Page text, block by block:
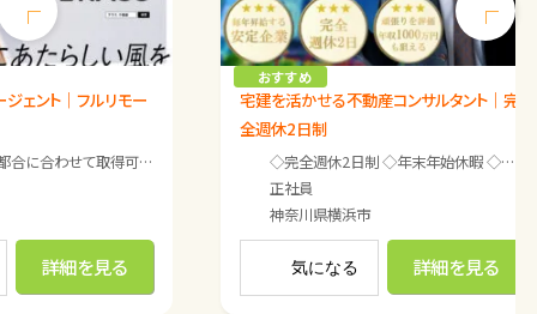
Oさんの場合（35歳／女性／主婦） 特に定休日は決めておらず、 お客さまの
ェント｜フルリモー
能 半年ガッツリ働いて、半年休むなども可能 Oさんの場合（
詳細を見る
おすすめ
宅建を活かせる不動産コンサルタント｜完
全週休2日制
◇完全週休2日制 ◇年末年始休暇 ◇夏季休暇 ◇GW休暇 ◇有給休暇（入社6ヶ月目以降に付与） ◇慶弔休暇 ◇介護休暇 ◇育児休暇 ※面接時詳細をお伝えします。
正社員
神奈川県横浜市
気になる 詳細を見る
Next